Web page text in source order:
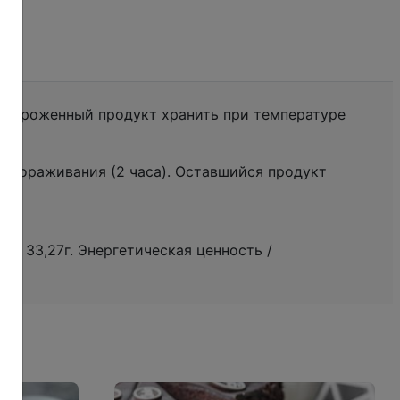
продукт хранить при температуре
(2 часа). Оставшийся продукт
– 33,27г. Энергетическая ценность /